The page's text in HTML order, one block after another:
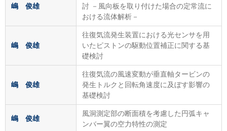
嶋 俊雄
討 －風向板を取り付けた場合の定常流に
おける流体解析－
嶋 俊雄
往復気流発生装置における光センサを用
いたピストンの駆動位置補正に関する基
礎検討
嶋 俊雄
往復気流の風速変動が垂直軸タービンの
発生トルクと回転角速度に及ぼす影響の
基礎検討
嶋 俊雄
風洞測定部の断面積を考慮した円弧キャ
ンバー翼の空力特性の測定